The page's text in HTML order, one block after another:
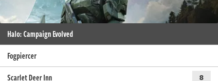
Halo: Campaign Evolved
Fogpiercer
Scarlet Deer Inn
8